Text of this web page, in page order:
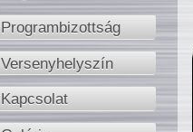
Programbizottság
Versenyhelyszín
Kapcsolat